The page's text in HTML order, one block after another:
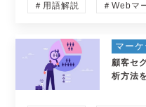
＃用語解説 ＃Webマ
マー
顧客セ
析方法